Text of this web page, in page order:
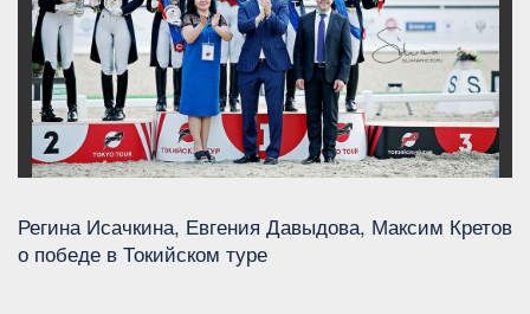
Регина Исачкина, Евгения Давыдова, Максим Кретов
о победе в Токийском туре